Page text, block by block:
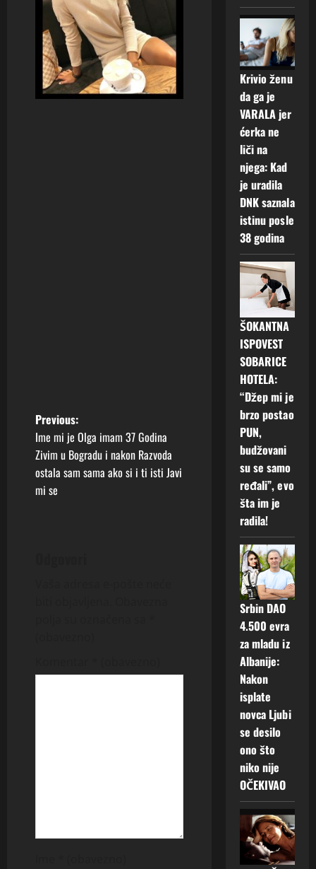
P
o
s
Previous:
Ime mi je Olga imam 37 Godina
Zivim u Bogradu i nakon Razvoda
ostala sam sama ako si i ti isti Javi
mi se
Krivio ženu
da ga je
VARALA jer
ćerka ne
liči na
njega: Kad
je uradila
DNK saznala
istinu posle
38 godina
ŠOKANTNA
ISPOVEST
SOBARICE
HOTELA:
“Džep mi je
brzo postao
PUN,
budžovani
su se samo
ređali”, evo
šta im je
radila!
Srbin DAO
4.500 evra
za mladu iz
Albanije:
Nakon
isplate
novca Ljubi
se desilo
ono što
niko nije
OČEKIVAO